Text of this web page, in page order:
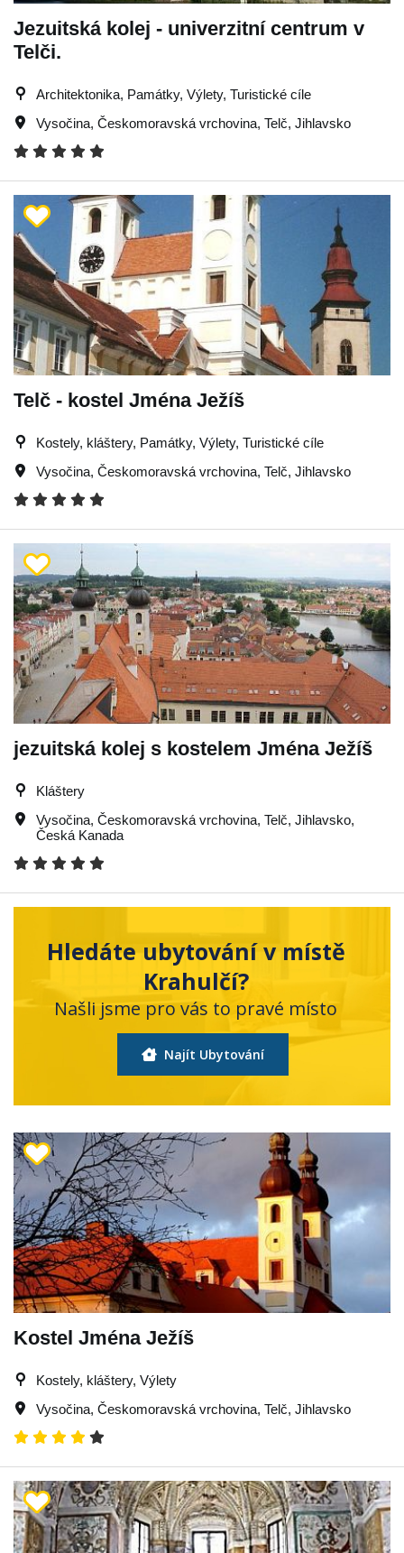
Jezuitská kolej - univerzitní centrum v
Telči.
Architektonika, Památky, Výlety, Turistické cíle
Vysočina, Českomoravská vrchovina, Telč, Jihlavsko
Telč - kostel Jména Ježíš
Kostely, kláštery, Památky, Výlety, Turistické cíle
Vysočina, Českomoravská vrchovina, Telč, Jihlavsko
jezuitská kolej s kostelem Jména Ježíš
Kláštery
Vysočina, Českomoravská vrchovina, Telč, Jihlavsko,
Česká Kanada
Hledáte ubytování v místě
Krahulčí?
Našli jsme pro vás to pravé místo
Najít Ubytování
Kostel Jména Ježíš
Kostely, kláštery, Výlety
Vysočina, Českomoravská vrchovina, Telč, Jihlavsko